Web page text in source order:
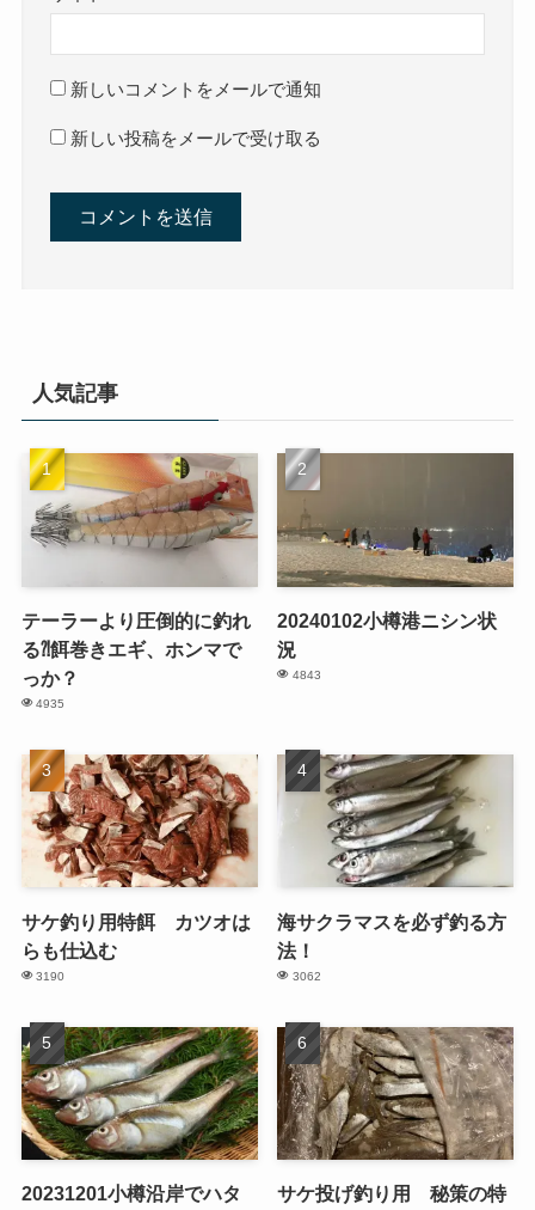
新しいコメントをメールで通知
新しい投稿をメールで受け取る
人気記事
テーラーより圧倒的に釣れ
る⁈餌巻きエギ、ホンマで
っか？
4935
20240102小樽港ニシン状
況
4843
サケ釣り用特餌 カツオは
らも仕込む
3190
海サクラマスを必ず釣る方
法！
3062
20231201小樽沿岸でハタ
サケ投げ釣り用 秘策の特